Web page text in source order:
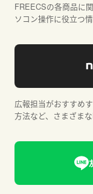
FREECSの各商品に
ソコン操作に役立つ
広報担当がおすすめ
方法など、さまざま